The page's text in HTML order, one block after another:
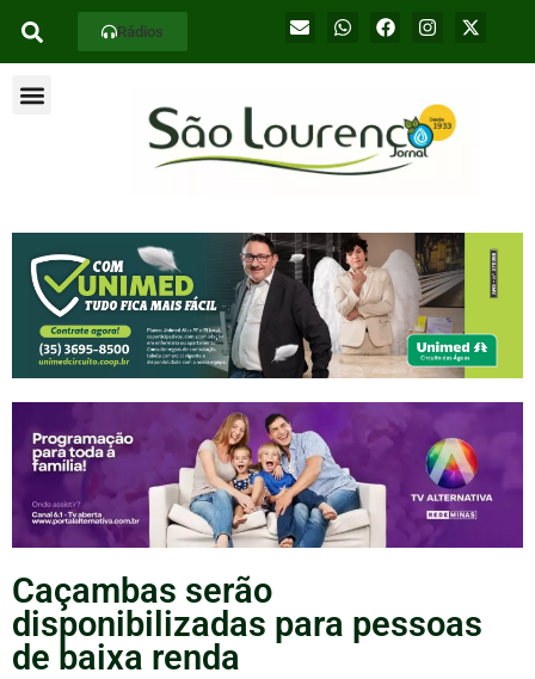
Rádios
Caçambas serão
disponibilizadas para pessoas
de baixa renda